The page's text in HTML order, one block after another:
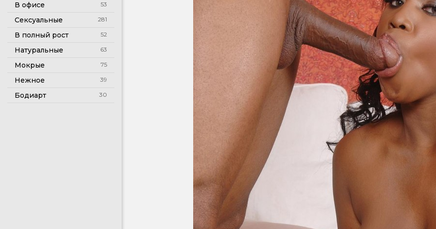
В офисе 53
Сексуальные 281
В полный рост 52
Натуральные 63
Мокрые 75
Нежное 39
Бодиарт 30